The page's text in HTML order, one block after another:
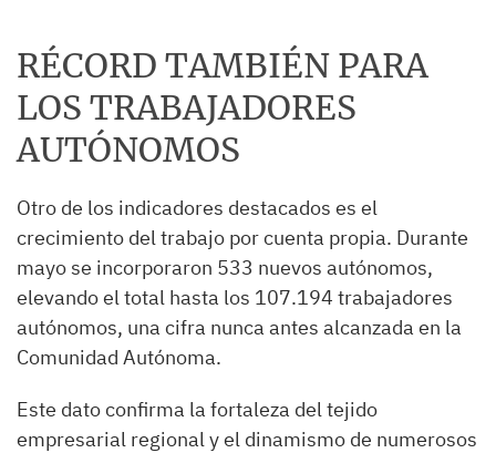
RÉCORD TAMBIÉN PARA
LOS TRABAJADORES
AUTÓNOMOS
Otro de los indicadores destacados es el
crecimiento del trabajo por cuenta propia. Durante
mayo se incorporaron 533 nuevos autónomos,
elevando el total hasta los 107.194 trabajadores
autónomos, una cifra nunca antes alcanzada en la
Comunidad Autónoma.
Este dato confirma la fortaleza del tejido
empresarial regional y el dinamismo de numerosos